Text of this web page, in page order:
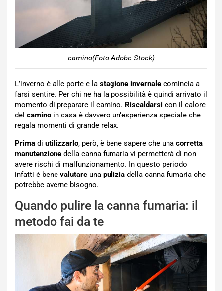
camino(Foto Adobe Stock)
L’inverno è alle porte e la stagione invernale comincia a
farsi sentire. Per chi ne ha la possibilità è quindi arrivato il
momento di preparare il camino. Riscaldarsi con il calore
del camino in casa è davvero un’esperienza speciale che
regala momenti di grande relax.
Prima di utilizzarlo, però, è bene sapere che una corretta
manutenzione della canna fumaria vi permetterà di non
avere rischi di malfunzionamento. In questo periodo
infatti è bene valutare una pulizia della canna fumaria che
potrebbe averne bisogno.
Quando pulire la canna fumaria: il
metodo fai da te